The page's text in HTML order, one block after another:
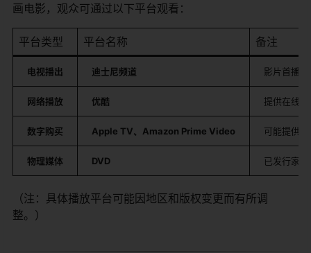
画电影，观众可通过以下平台观看：
平台类型 平台名称 备注
​电视播出​ ​迪士尼频道​ 影片首播
​网络播放​ ​优酷​ 提供在线
​数字购买​ ​Apple TV、Amazon Prime Video​ 可能提供
​物理媒体​ ​DVD​ 已发行家
（注：具体播放平台可能因地区和版权变更而有所调
整。）